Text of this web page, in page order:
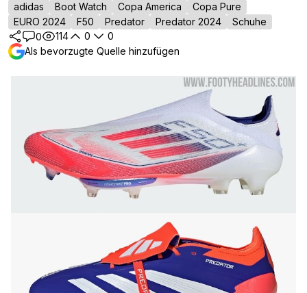
adidas
Boot Watch Copa America
Copa Pure
EURO 2024
F50 Predator Predator 2024
Schuhe
0
114 0
0
Als bevorzugte Quelle hinzufügen